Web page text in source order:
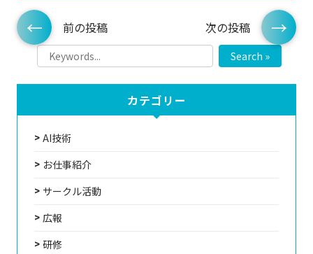
前の投稿 次の投稿
Search »
カテゴリー
AI技術
お仕事紹介
サークル活動
広報
研修